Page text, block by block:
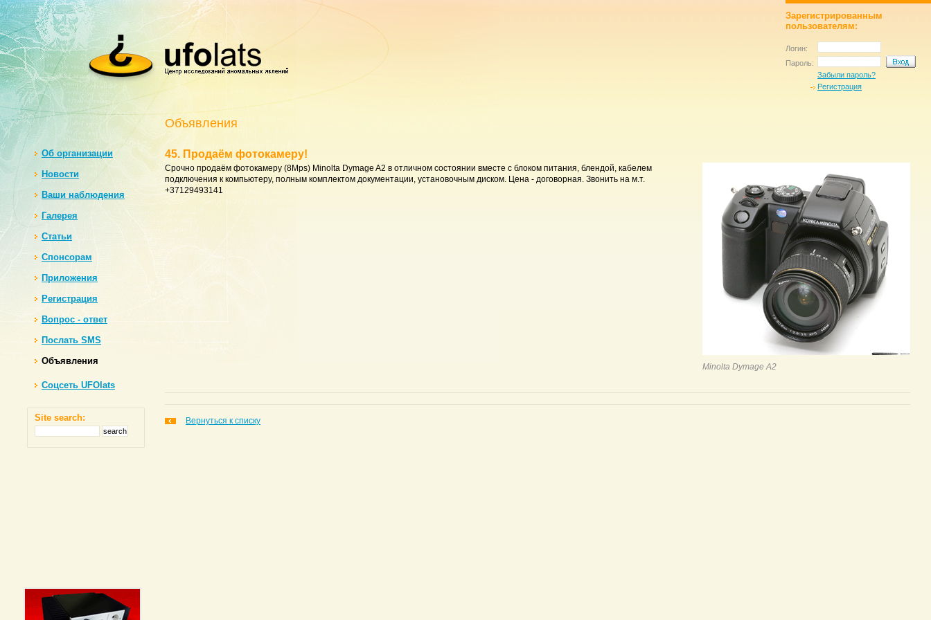
Зарегистрированным
пользователям:
Логин:
Пароль:
Забыли пароль?
Регистрация
Oб организации
Новости
Ваши наблюдения
Галерея
Статьи
Спонсорам
Приложения
Регистрация
Вопрос - ответ
Послать SMS
Объявления
Соцсеть UFOlats
Site search:
Объявления
45. Продаём фотокамеру!
Minolta Dymage A2
Срочно продаём фотокамеру (8Mps) Minolta Dymage A2 в отличном состоянии вместе с блоком питания, блендой, кабелем
подключения к компьютеру, полным комплектом документации, установочным диском. Цена - договорная. Звонить на м.т.
+37129493141
Вернуться к списку